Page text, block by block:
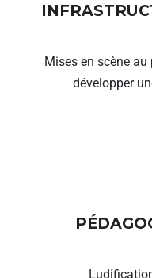
Mises en scène
développer